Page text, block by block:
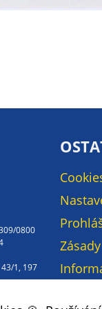
0800
1, 197